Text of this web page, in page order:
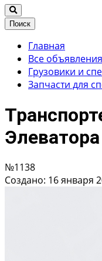
Поиск
Главная
Все
Грузовики и
Запчасти для
№1138
Создано: 16 января